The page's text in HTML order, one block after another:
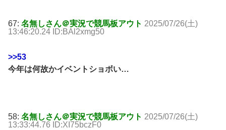
67: 名無しさん＠実況で競馬板アウト 2025/07/26(土)
13:46:20.24 ID:BAl2xmg50
>>53
今年は何故かイベントショボい…
58: 名無しさん＠実況で競馬板アウト 2025/07/26(土)
13:33:44.76 ID:XI75bczF0